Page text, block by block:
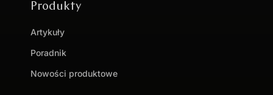
Produkty
Artykuły
Poradnik
Nowości produktowe